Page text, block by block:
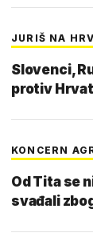
JURIŠ NA
Slovenci,
protiv
KONCERN
Od Tita se
svađali